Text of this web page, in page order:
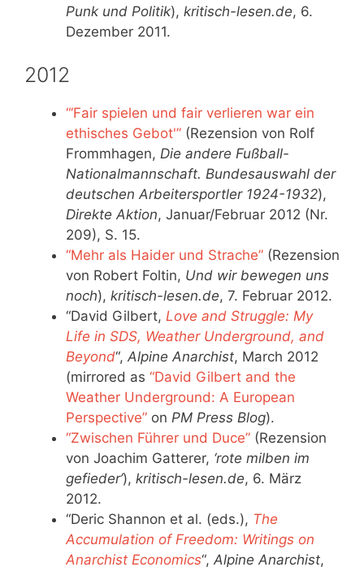
Punk und Politik), kritisch-lesen.de, 6.
Dezember 2011.
2012
“‘Fair spielen und fair verlieren war ein
ethisches Gebot'” (Rezension von Rolf
Frommhagen, Die andere Fußball-
Nationalmannschaft. Bundesauswahl der
deutschen Arbeitersportler 1924-1932),
Direkte Aktion, Januar/Februar 2012 (Nr.
209), S. 15.
“Mehr als Haider und Strache” (Rezension
von Robert Foltin, Und wir bewegen uns
noch), kritisch-lesen.de, 7. Februar 2012.
“David Gilbert, Love and Struggle: My
Life in SDS, Weather Underground, and
Beyond“, Alpine Anarchist, March 2012
(mirrored as “David Gilbert and the
Weather Underground: A European
Perspective” on PM Press Blog).
“Zwischen Führer und Duce” (Rezension
von Joachim Gatterer, ‘rote milben im
gefieder’), kritisch-lesen.de, 6. März
2012.
“Deric Shannon et al. (eds.), The
Accumulation of Freedom: Writings on
Anarchist Economics“, Alpine Anarchist,